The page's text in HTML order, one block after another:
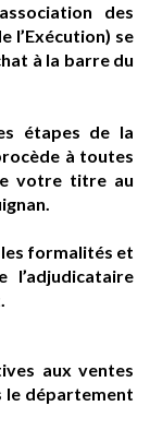
des
l’Exécution) se
à la barre du
étapes de la
à toutes
votre titre au
formalités et
aux ventes
le département